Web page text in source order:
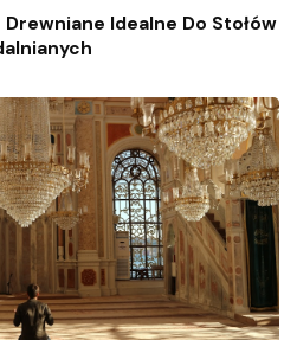
Idealne Do Stołów